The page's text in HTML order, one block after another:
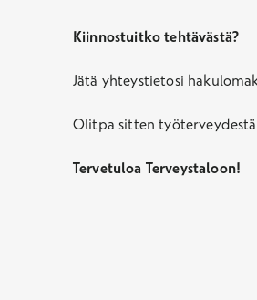
Kiinnostuitko tehtävästä?
Jätä yhteystietosi
Olitpa sitten
Tervetuloa Terveystaloon!